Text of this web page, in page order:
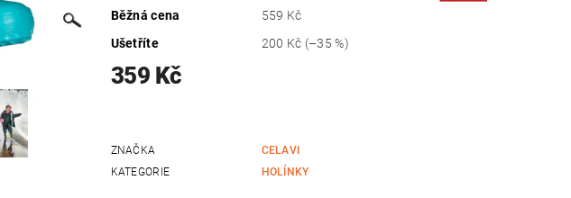
Běžná cena
559 Kč
Ušetříte
200 Kč (–35 %)
359 Kč
ZNAČKA
CELAVI
KATEGORIE
HOLÍNKY